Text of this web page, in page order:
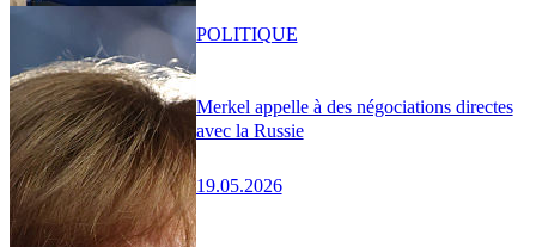
Merkel appelle à des négociations directes
avec la Russie
19.05.2026
POLITIQUE